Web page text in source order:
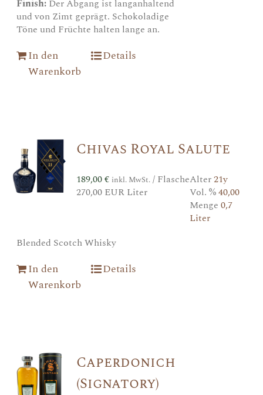
Finish: Der Abgang ist langanhaltend
und von Zimt geprägt. Schokoladige
Töne und Früchte halten lange an.
In den
Warenkorb
Details
Chivas Royal Salute
189,00€ inkl. MwSt. / Flasche
270,00 EUR Liter
Alter21y
Vol. %40,00
Menge0,7
Liter
Blended Scotch Whisky
In den
Warenkorb
Details
Caperdonich
(Signatory)